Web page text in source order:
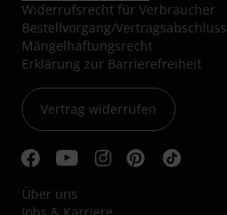
Widerrufsrecht für Verbraucher
Bestellvorgang/Vertragsabschluss
Mängelhaftungsrecht
Erklärung zur Barrierefreiheit
Vertrag widerrufen
Über uns